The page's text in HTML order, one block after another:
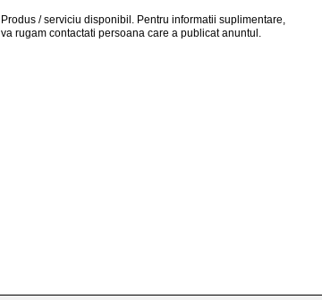
Produs / serviciu disponibil . Pentru informatii suplimentare,
va rugam contactati persoana care a publicat anuntul.